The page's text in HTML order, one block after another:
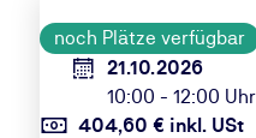
noch Plätze verfügbar
21.10.2026
10:00 - 12:00 Uhr
404,60 € inkl. USt